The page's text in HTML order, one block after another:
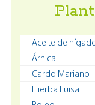
Aceite de
Árnica
Cardo Mariano
Hierba Luisa